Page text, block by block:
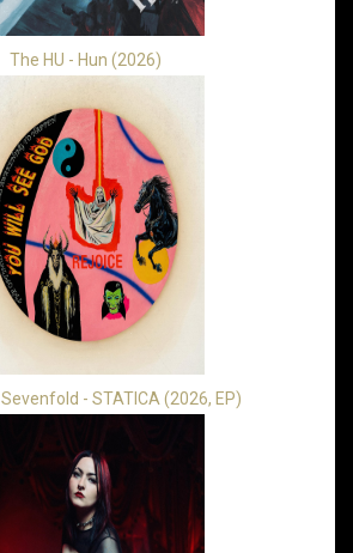
The HU - Hun (2026)
- STATICA (2026, EP)